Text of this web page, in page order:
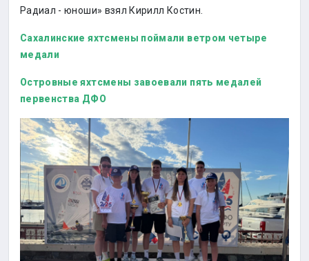
Радиал - юноши» взял Кирилл Костин.
Сахалинские яхтсмены поймали ветром четыре
медали
Островные яхтсмены завоевали пять медалей
первенства ДФО